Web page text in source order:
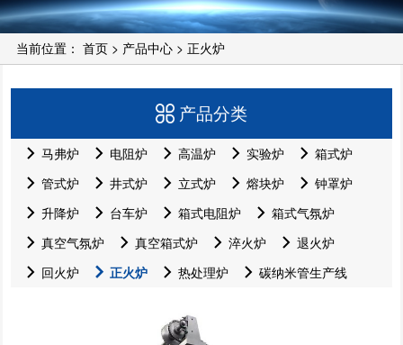
当前位置： 首页> 产品中心> 正火炉
产品分类
马弗炉 电阻炉 高温炉 实验炉
箱式炉
管式炉
井式炉 立式炉 熔块炉
钟罩炉
升降炉
台车炉 箱式电阻炉
箱式气氛炉
真空气氛炉
真空箱式炉 淬火炉
退火炉
回火炉
正火炉 热处理炉 碳纳米管生产线